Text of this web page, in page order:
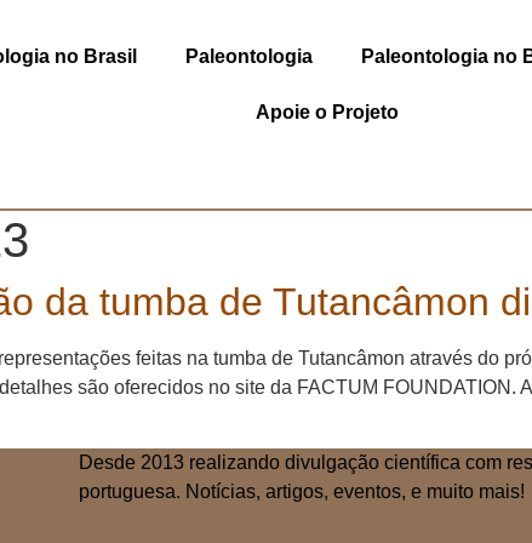
no Brasil Paleontologia Paleontologia no
Apoie o Projeto
da tumba de Tutancâmon
feitas na tumba de Tutancâmon através do
são oferecidos no site da FACTUM FOUNDATION.
Desde 2013 realizando divulgação científica com
portuguesa. Notícias, artigos, eventos, e muito mais!